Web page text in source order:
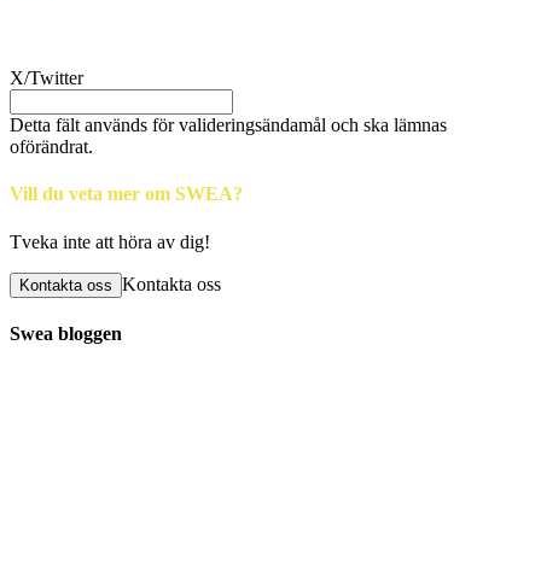
X/Twitter
Detta fält används för valideringsändamål och ska lämnas
oförändrat.
Vill du veta mer om SWEA?
Tveka inte att höra av dig!
Kontakta oss Kontakta oss
Swea bloggen